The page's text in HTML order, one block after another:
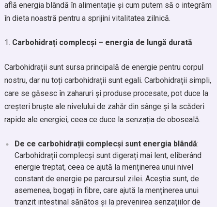
află energia blândă în alimentație și cum putem să o integrăm
în dieta noastră pentru a sprijini vitalitatea zilnică.
Carbohidrați complecși – energia de lungă durată
Carbohidrații sunt sursa principală de energie pentru corpul
nostru, dar nu toți carbohidrații sunt egali. Carbohidrații simpli,
care se găsesc în zaharuri și produse procesate, pot duce la
creșteri bruște ale nivelului de zahăr din sânge și la scăderi
rapide ale energiei, ceea ce duce la senzația de oboseală.
De ce carbohidrații complecși sunt energia blândă:
Carbohidrații complecși sunt digerați mai lent, eliberând
energie treptat, ceea ce ajută la menținerea unui nivel
constant de energie pe parcursul zilei. Aceștia sunt, de
asemenea, bogați în fibre, care ajută la menținerea unui
tranzit intestinal sănătos și la prevenirea senzațiilor de